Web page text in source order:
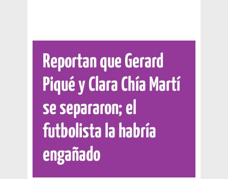
Reportan que Gerard
Piqué y Clara Chía Martí
se separaron; el
futbolista la habría
engañado